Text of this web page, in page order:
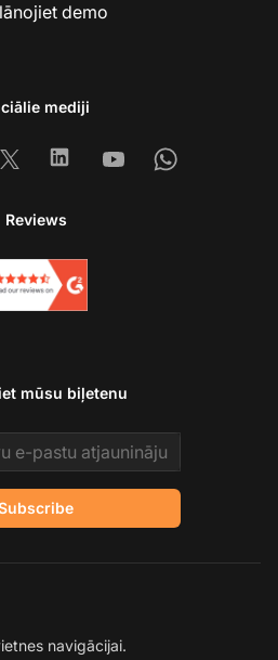
demo
mediji
X LinkedinYoutubeWhatsapp
Reviews
mūsu biļetenu
navigācijai.